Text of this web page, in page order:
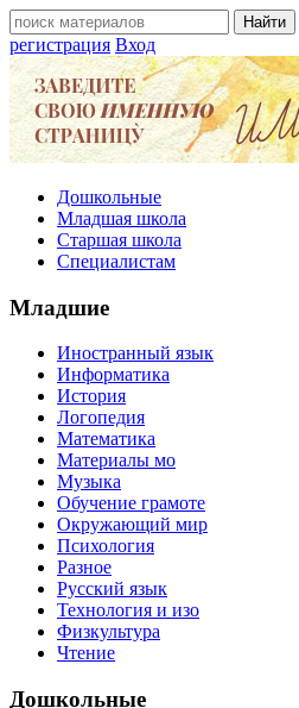
регистрация Вход
Дошкольные
Младшая школа
Старшая школа
Специалистам
Младшие
Иностранный язык
Информатика
История
Логопедия
Математика
Материалы мо
Музыка
Обучение грамоте
Окружающий мир
Психология
Разное
Русский язык
Технология и изо
Физкультура
Чтение
Дошкольные